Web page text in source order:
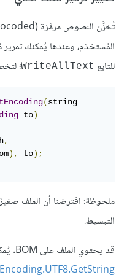
المُستخدَم، وعندها يُمكنك
للتابع WriteAllText؛
(string
to)
,
), to);
ملحوظة: افترضنا أن الملف
التبسيط.
قد يحتوي الملف على BOM. يُمكنك الاطلاع على
Encoding.UTF8.GetString بالحسبان Preamble/BOM"